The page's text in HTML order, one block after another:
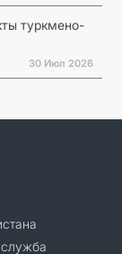
туркмено-
30 Июл 2026
служба